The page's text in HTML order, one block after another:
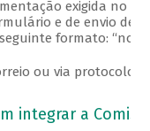
exigida no
e de envio de
formato:
ou via protocolo
integrar a